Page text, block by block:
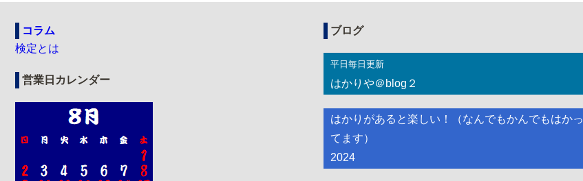
コラム
検定とは
営業日カレンダー
ブログ
平日毎日更新
はかりや＠blog２
はかりがあると楽しい！（なんでもかんでもはかっ
てます）
2024